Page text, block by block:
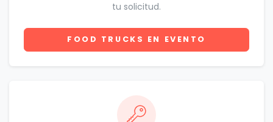
tu solicitud.
FOOD TRUCKS EN EVENTO